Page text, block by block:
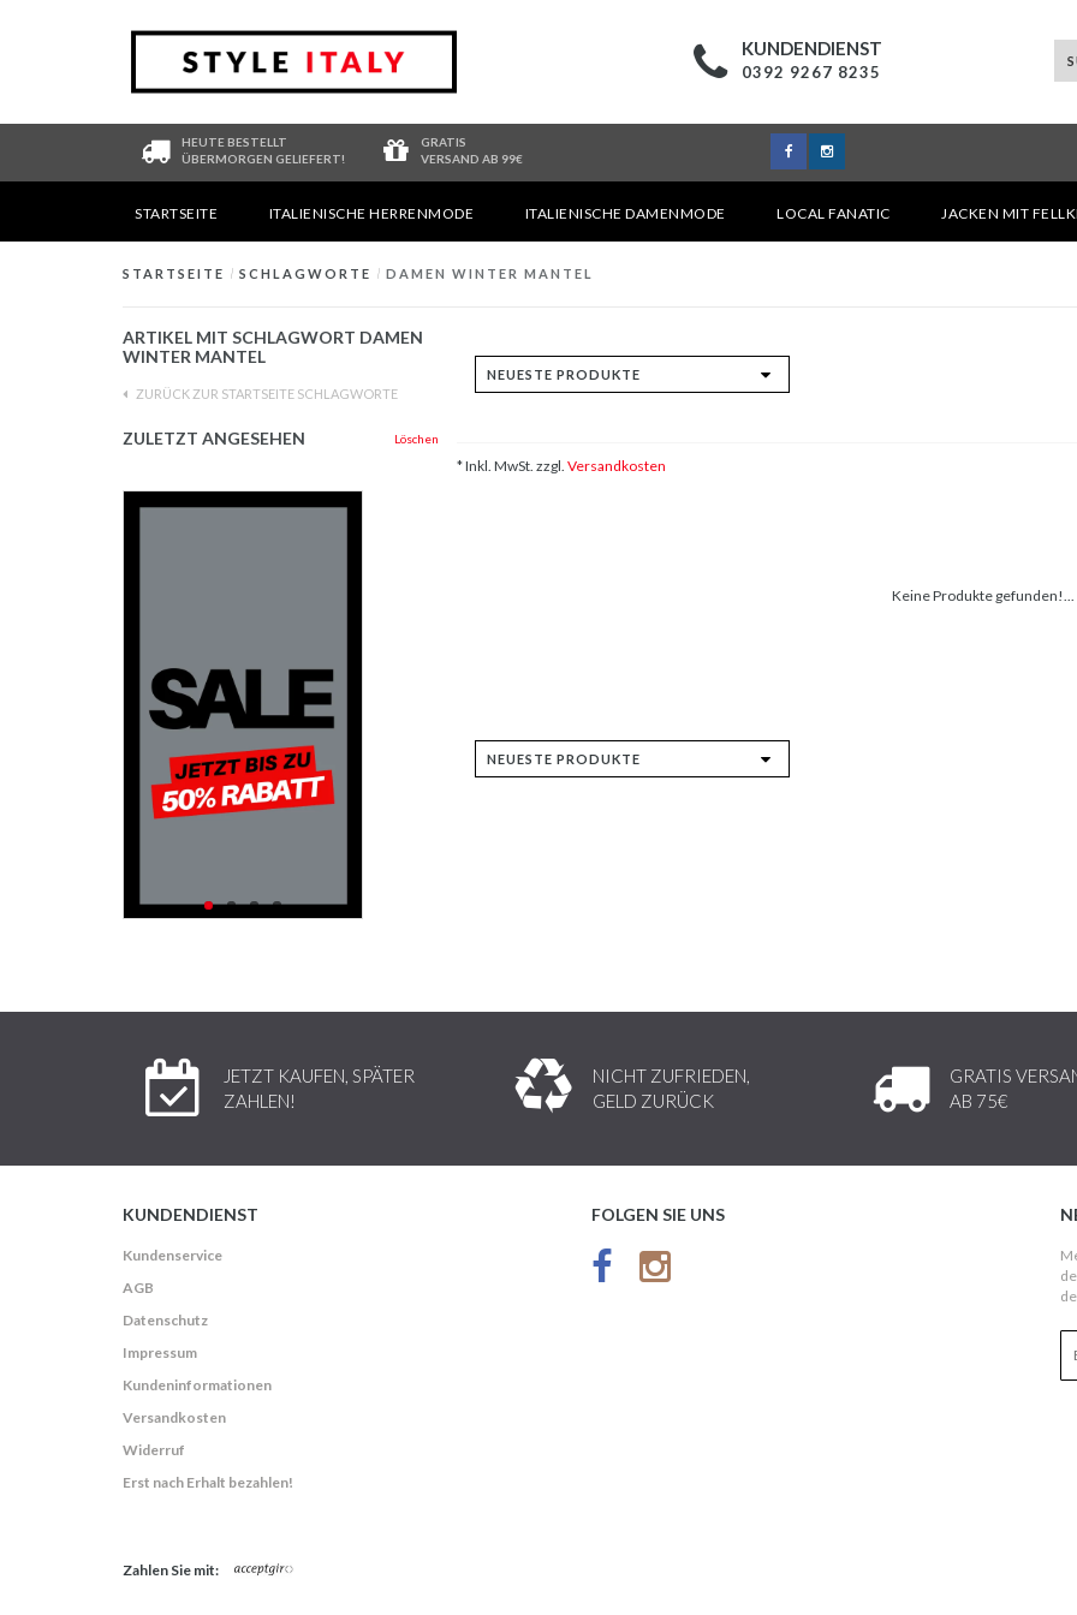
KUNDENDIENST
0392 9267 8235
HEUTE BESTELLT
ÜBERMORGEN GELIEFERT!
GRATIS
VERSAND AB 99€
STARTSEITE ITALIENISCHE HERRENMODE ITALIENISCHE DAMENMODE LOCAL FANATIC JACKEN MIT
STARTSEITE / SCHLAGWORTE / DAMEN WINTER MANTEL
ARTIKEL MIT SCHLAGWORT DAMEN
WINTER MANTEL
ZURÜCK ZUR STARTSEITE SCHLAGWORTE
ZULETZT ANGESEHEN Löschen
* Inkl. MwSt. zzgl. Versandkosten
Keine Produkte gefunden!...
JETZT KAUFEN, SPÄTER
ZAHLEN!
NICHT ZUFRIEDEN,
GELD ZURÜCK
GRATIS
AB 75€
KUNDENDIENST
Kundenservice
AGB
Datenschutz
Impressum
Kundeninformationen
Versandkosten
Widerruf
Erst nach Erhalt bezahlen!
FOLGEN SIE UNS
Zahlen Sie mit: